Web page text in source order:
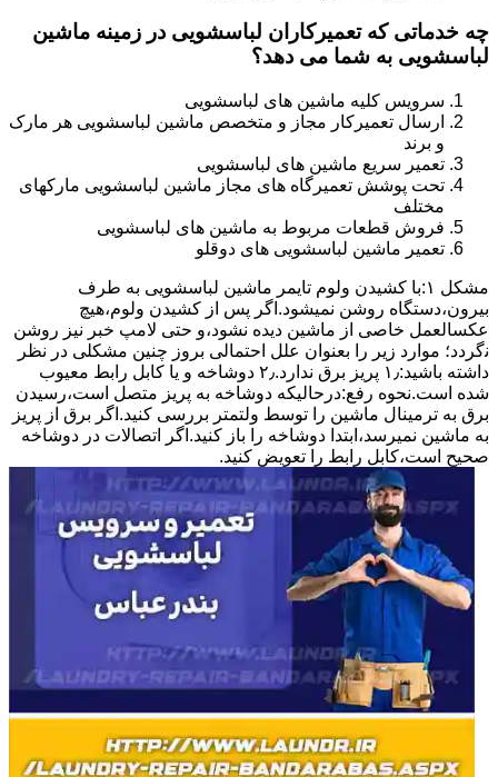
چه خدماتی که تعمیرکاران لباسشویی در زمینه ماشین
لباسشویی به شما می دهد؟
سرویس کلیه ماشین های لباسشویی
ارسال تعمیرکار مجاز و متخصص ماشین لباسشویی هر مارک
و برند
تعمیر سریع ماشین های لباسشویی
تحت پوشش تعمیرگاه های مجاز ماشین لباسشویی مارکهای
مختلف
فروش قطعات مربوط به ماشین های لباسشویی
تعمیر ماشین لباسشویی های دوقلو
مشکل ۱:ﺑﺎ ﮐﺸﯿﺪن وﻟﻮم ﺗﺎﯾﻤﺮ ماشین لباسشویی به طرف
ﺑﯿﺮون،دستگاه روﺷﻦ نمیشود.اﮔﺮ ﭘﺲ از ﮐﺸﯿﺪن وﻟﻮم،ﻫﯿﭻ
عکسالعمل ﺧﺎﺻﯽ از ﻣﺎﺷﯿﻦ دﯾﺪه نشود،و حتی ﻻﻣﭗ ﺧﺒﺮ ﻧﯿﺰ روﺷﻦ
ﻧگردد؛ موارد زیر را بعنوان ﻋﻠﻞ احتمالی بروز چنین مشکلی در نظر
داشته باشید:۱٫ ﭘﺮﯾﺰ ﺑﺮق ﻧﺪارد.۲٫ دوﺷﺎﺧﻪ و ﯾﺎ ﮐﺎﺑﻞ راﺑﻂ ﻣﻌﯿﻮب
ﺷﺪه است.نحوه رفع:درحالیکه دوﺷﺎﺧﻪ ﺑﻪ ﭘﺮﯾﺰ ﻣﺘﺼﻞ اﺳﺖ،رﺳﯿﺪن
ﺑﺮق ﺑﻪ ﺗﺮﻣﯿﻨﺎل ﻣﺎﺷﯿﻦ را ﺗﻮﺳﻂ ولتمتر بررسی ﮐﻨﯿﺪ.اﮔﺮ ﺑﺮق از ﭘﺮﯾﺰ
ﺑﻪ ﻣﺎﺷﯿﻦ نمیرسد،اﺑﺘﺪا دوشاخه را باز کنید.اﮔﺮ اﺗﺼﺎﻻت در دوشاخه
ﺻﺤﯿﺢ اﺳﺖ،ﮐﺎﺑﻞ راﺑﻂ را ﺗﻌﻮﯾﺾ کنید.